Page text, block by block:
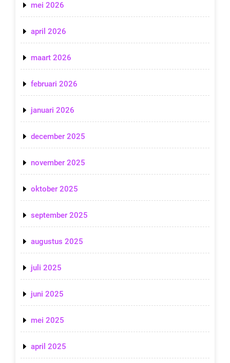
mei 2026
april 2026
maart 2026
februari 2026
januari 2026
december 2025
november 2025
oktober 2025
september 2025
augustus 2025
juli 2025
juni 2025
mei 2025
april 2025